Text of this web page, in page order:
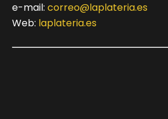
e-mail: correo@laplateria.es
Web: laplateria.es